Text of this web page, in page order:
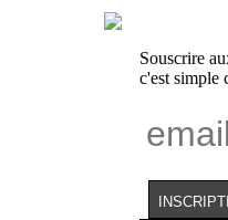
Souscrire
c'est simple